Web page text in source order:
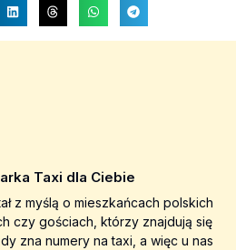
Taxi dla Ciebie
z myślą o mieszkańcach polskich
czy gościach, którzy znajdują się
zna numery na taxi, a więc u nas